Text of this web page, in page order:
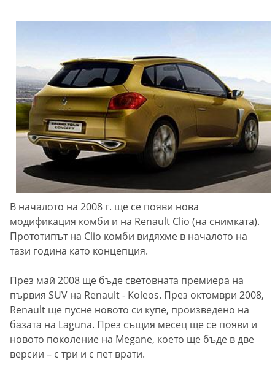
В началото на 2008 г. ще се появи нова
модификация комби и на Renault Clio (на снимката).
Прототипът на Clio комби видяхме в началото на
тази година като концепция.
През май 2008 ще бъде световната премиера на
първия SUV на Renault - Koleos. През октомври 2008,
Renault ще пусне новото си купе, произведено на
базата на Laguna. През същия месец ще се появи и
новото поколение на Megane, което ще бъде в две
версии – с три и с пет врати.